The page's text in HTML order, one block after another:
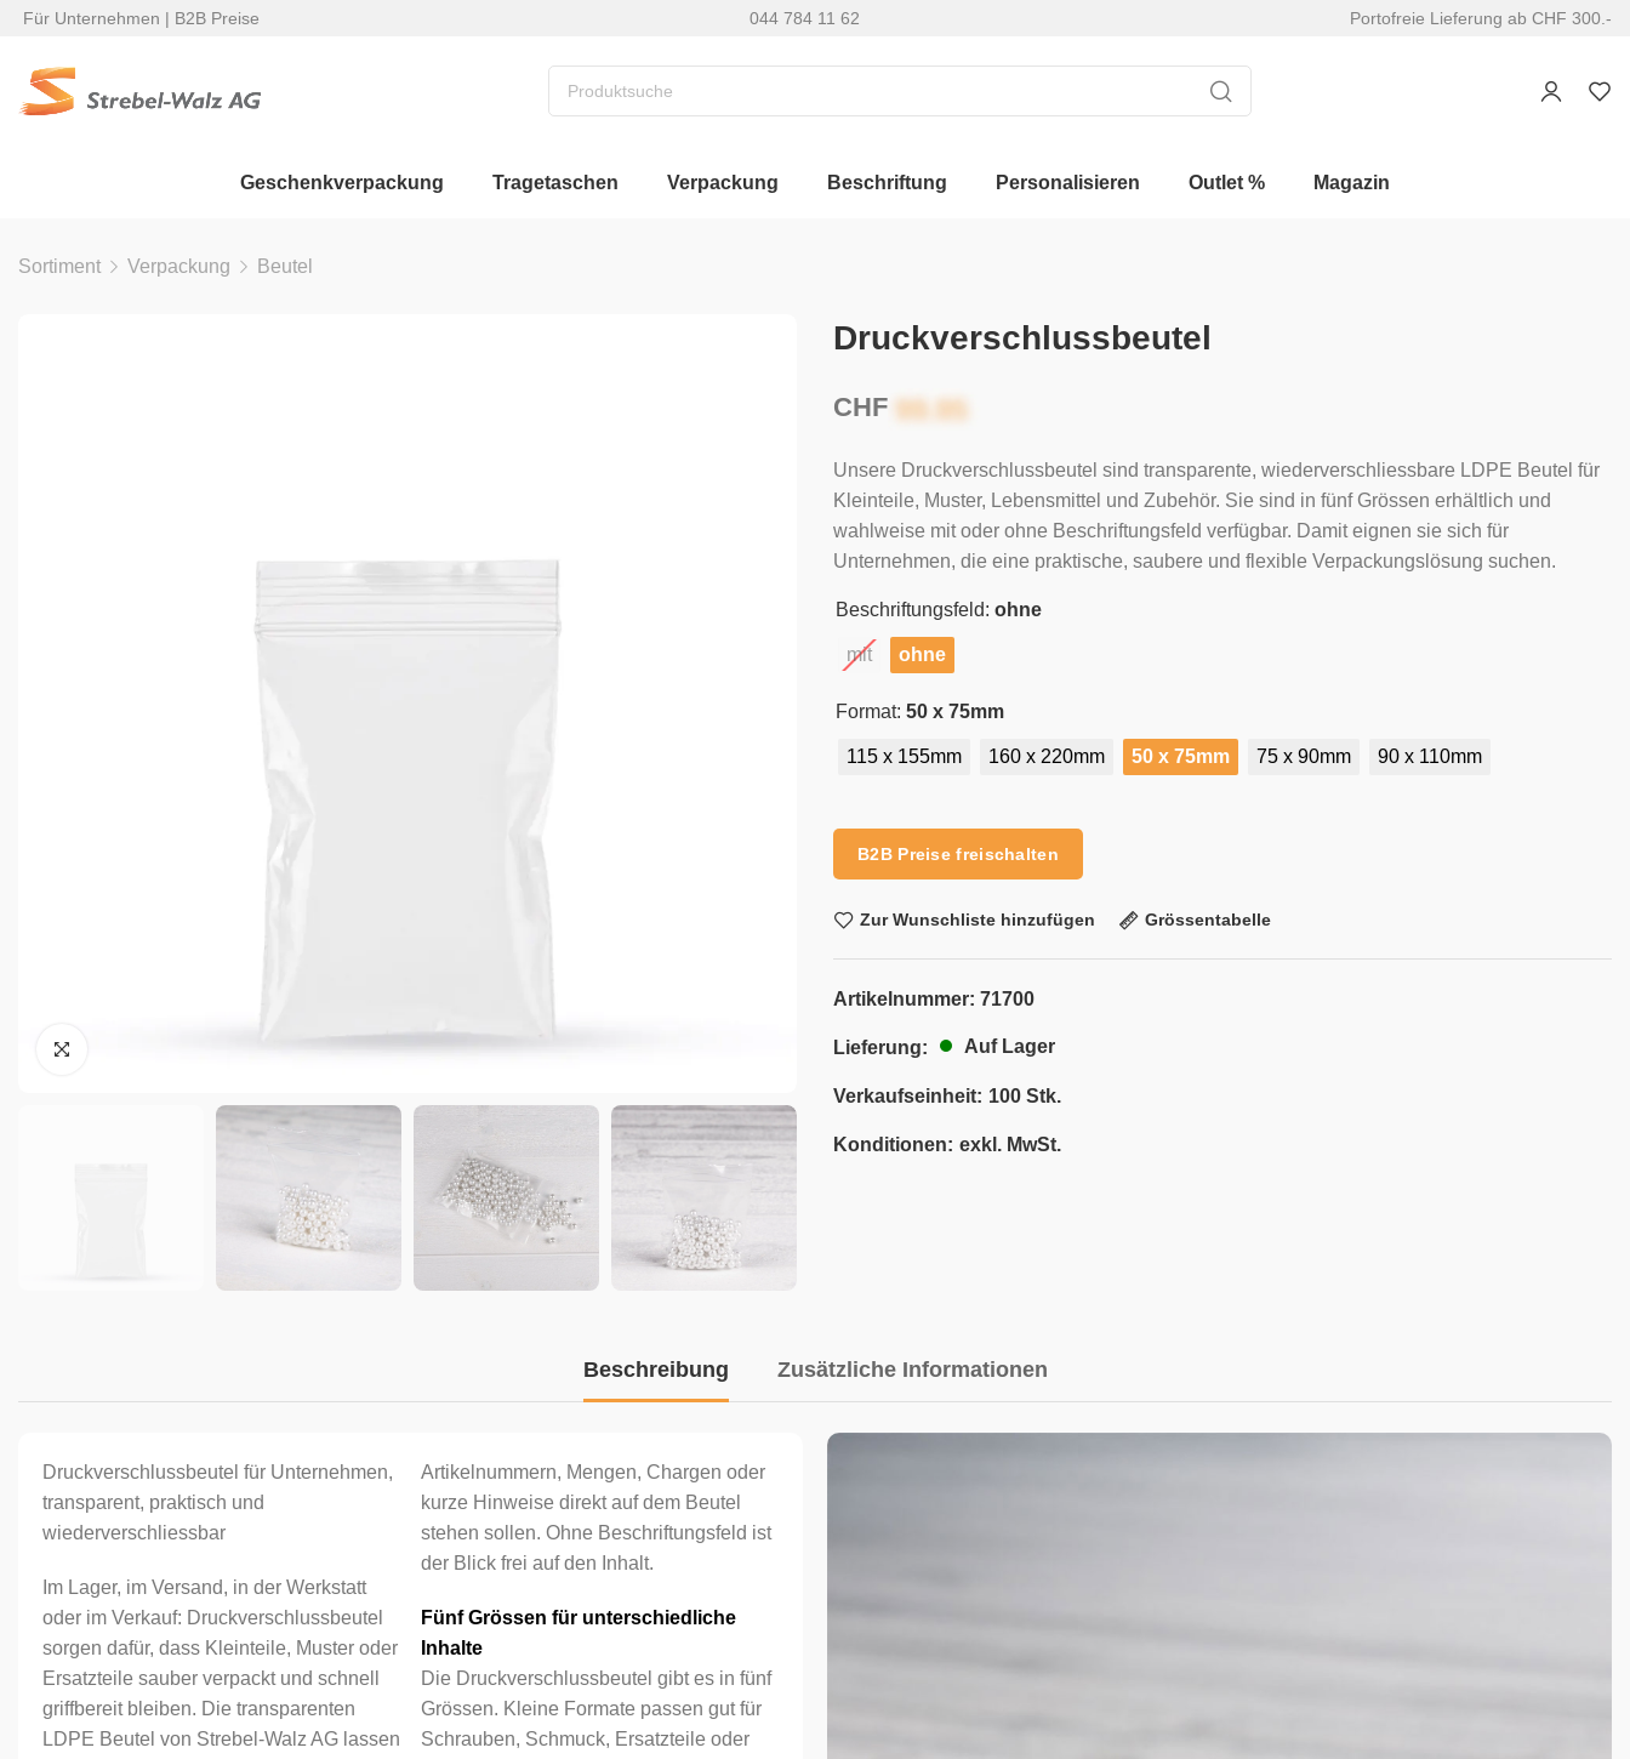
Für Unternehmen | B2B Preise 044 784 11 62 Portofreie Lieferung ab CHF 300.-
Geschenkverpackung Tragetaschen Verpackung Beschriftung Personalisieren Outlet % Magazin
Sortiment Verpackung Beutel
Druckverschlussbeutel
CHF
Unsere Druckverschlussbeutel sind transparente, wiederverschliessbare LDPE Beutel für
Kleinteile, Muster, Lebensmittel und Zubehör. Sie sind in fünf Grössen erhältlich und
wahlweise mit oder ohne Beschriftungsfeld verfügbar. Damit eignen sie sich für
Unternehmen, die eine praktische, saubere und flexible Verpackungslösung suchen.
Beschriftungsfeld: ohne
mit ohne
Format: 50 x 75mm
115 x 155mm 160 x 220mm 50 x 75mm 75 x 90mm 90 x 110mm
B2B Preise freischalten
Zur Wunschliste hinzufügen Grössentabelle
Artikelnummer: 71700
Lieferung: Auf Lager
Verkaufseinheit: 100 Stk.
Konditionen: exkl. MwSt.
Beschreibung Zusätzliche Informationen
Druckverschlussbeutel für Unternehmen,
transparent, praktisch und
wiederverschliessbar
Im Lager, im Versand, in der Werkstatt
oder im Verkauf: Druckverschlussbeutel
sorgen dafür, dass Kleinteile, Muster oder
Ersatzteile sauber verpackt und schnell
griffbereit bleiben. Die transparenten
LDPE Beutel von Strebel-Walz AG lassen
Artikelnummern, Mengen, Chargen oder
kurze Hinweise direkt auf dem Beutel
stehen sollen. Ohne Beschriftungsfeld ist
der Blick frei auf den Inhalt.
Fünf Grössen für unterschiedliche
Inhalte
Die Druckverschlussbeutel gibt es in fünf
Grössen. Kleine Formate passen gut für
Schrauben, Schmuck, Ersatzteile oder